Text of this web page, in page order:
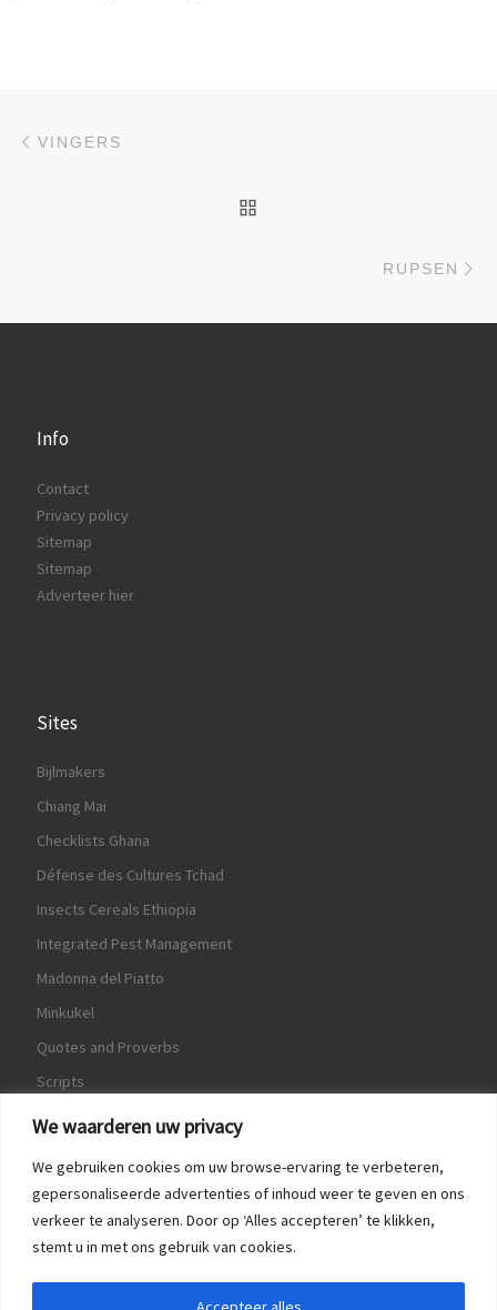
We waarderen uw privacy
We gebruiken cookies om uw browse-ervaring te verbeteren,
gepersonaliseerde advertenties of inhoud weer te geven en ons
verkeer te analyseren. Door op ‘Alles accepteren’ te klikken,
stemt u in met ons gebruik van cookies.
Berichtnavigatie
VINGERS
RUPSEN
Info
Contact
Privacy policy
Sitemap
Sitemap
Adverteer hier
Sites
Bijlmakers
Chiang Mai
Checklists Ghana
Défense des Cultures Tchad
Insects Cereals Ethiopia
Integrated Pest Management
Madonna del Piatto
Minkukel
Quotes and Proverbs
Scripts
World Crops Database
Game